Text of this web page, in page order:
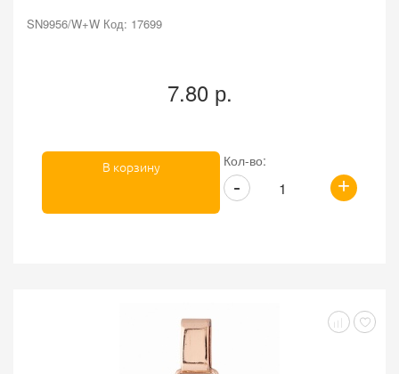
SN9956/W+W Код: 17699
7.80 р.
Кол-во:
+
-
В корзину